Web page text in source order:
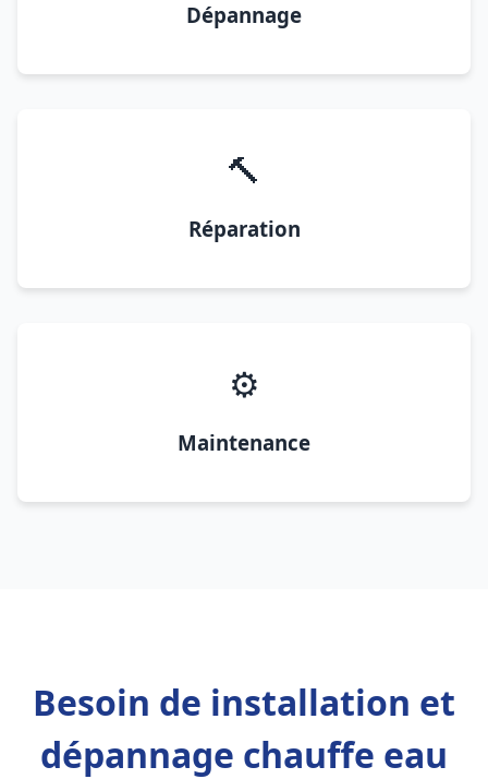
Dépannage
🔨
Réparation
⚙️
Maintenance
Besoin de installation et
dépannage chauffe eau